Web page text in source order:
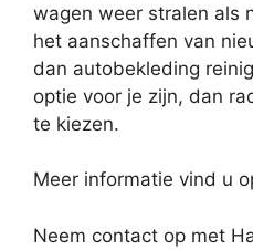
wagen weer stralen als
het aanschaffen van
dan autobekleding
optie voor je zijn, dan
te kiezen.
Meer informatie vind u
Neem contact op met